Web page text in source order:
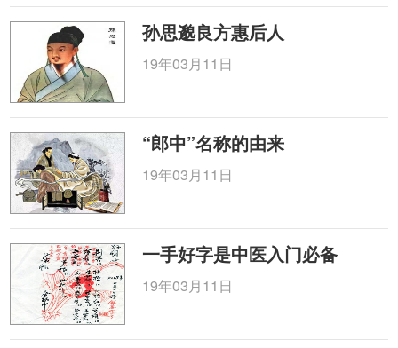
孙思邈良方惠后人
19年03月11日
“郎中”名称的由来
19年03月11日
一手好字是中医入门必备
19年03月11日